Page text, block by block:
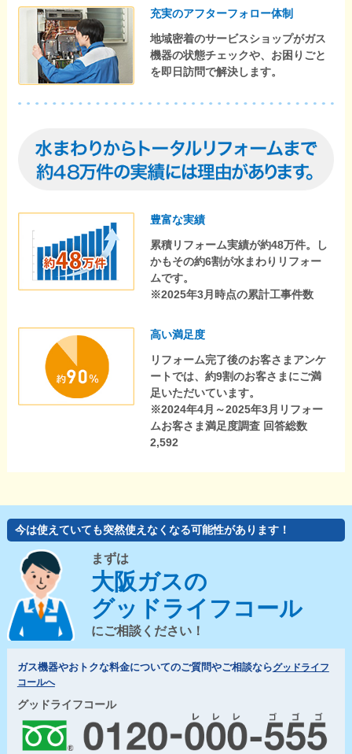
充実のアフターフォロー体制
地域密着のサービスショップがガス
機器の状態チェックや、お困りごと
を即日訪問で解決します。
豊富な実績
累積リフォーム実績が約48万件。し
かもその約6割が水まわりリフォー
ムです。
※2025年3月時点の累計工事件数
高い満足度
リフォーム完了後のお客さまアンケ
ートでは、約9割のお客さまにご満
足いただいています。
※2024年4月～2025年3月リフォー
ムお客さま満足度調査 回答総数
2,592
今は使えていても突然使えなくなる可能性があります！
まずは
大阪ガスの
グッドライフコール
にご相談ください！
ガス機器やおトクな料金についてのご質問やご相談ならグッドライフ
コールへ
グッドライフコール